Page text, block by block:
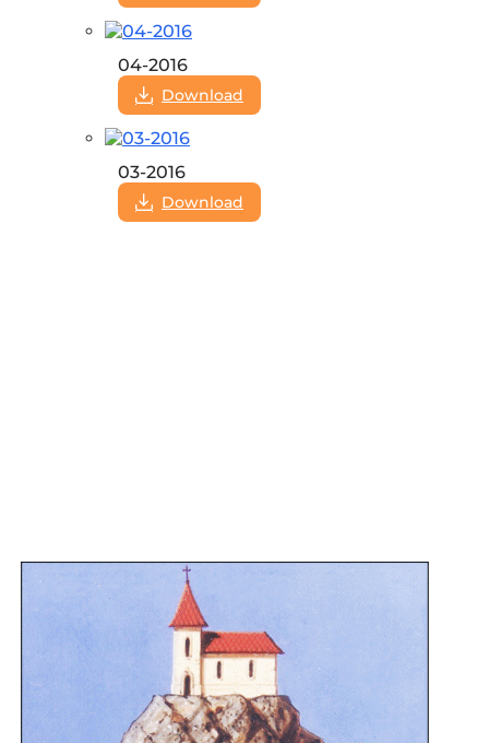
04-2016
Download
03-2016
Download